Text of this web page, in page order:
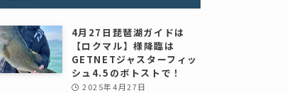
4月27日琵琶湖ガイドは
【ロクマル】様降臨は
GETNETジャスターフィッ
シュ4.5のボトストで！
2025年4月27日